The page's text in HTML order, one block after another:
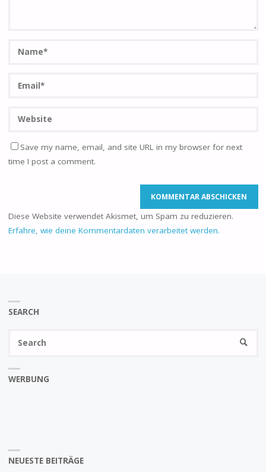
Save my name, email, and site URL in my browser for next
time I post a comment.
Diese Website verwendet Akismet, um Spam zu reduzieren.
Erfahre, wie deine Kommentardaten verarbeitet werden.
SEARCH
WERBUNG
NEUESTE BEITRÄGE